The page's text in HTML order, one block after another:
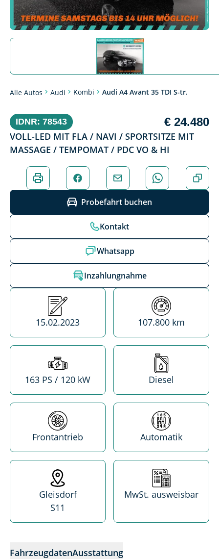
Alle Autos Audi Kombi Audi A4 Avant 35 TDI S-tr.
IDNR: 78543 € 24.480
VOLL-LED MIT FLA / NAVI / SPORTSITZE MIT
MASSAGE / TEMPOMAT / PDC VO & HI
FahrzeugdatenAusstattung
Probefahrt buchen
Kontakt
Whatsapp
Inzahlungnahme
Erstzulassung
15.02.2023
Kilometerstand
107.800 km
Leistung
163 PS / 120 kW
Treibstoff
Diesel
Antrieb
Frontantrieb
Getriebe
Automatik
Standort
Gleisdorf
S11
MwSt.
MwSt. ausweisbar